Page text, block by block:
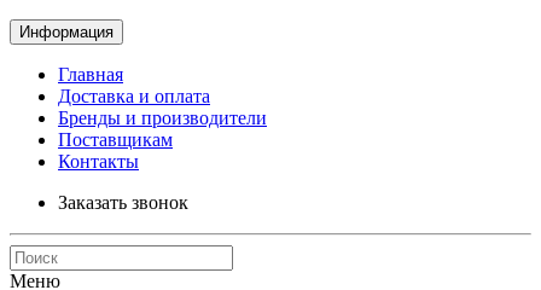
Информация
Главная
Доставка и оплата
Бренды и производители
Поставщикам
Контакты
Заказать звонок
Меню